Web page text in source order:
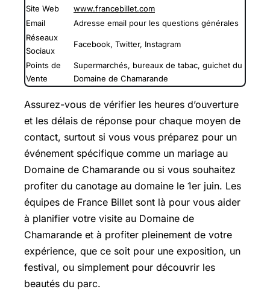
Site Web
www.francebillet.com
Email
Adresse email pour les questions générales
Réseaux
Sociaux
Facebook, Twitter, Instagram
Points de
Vente
Supermarchés, bureaux de tabac, guichet du
Domaine de Chamarande
Assurez-vous de vérifier les heures d’ouverture
et les délais de réponse pour chaque moyen de
contact, surtout si vous vous préparez pour un
événement spécifique comme un mariage au
Domaine de Chamarande ou si vous souhaitez
profiter du canotage au domaine le 1er juin. Les
équipes de France Billet sont là pour vous aider
à planifier votre visite au Domaine de
Chamarande et à profiter pleinement de votre
expérience, que ce soit pour une exposition, un
festival, ou simplement pour découvrir les
beautés du parc.